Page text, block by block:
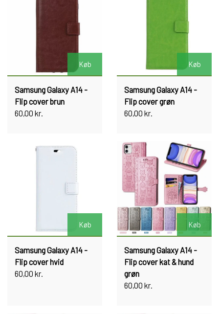
Køb
Samsung Galaxy A14 -
Flip cover brun
60,00 kr.
Køb
Samsung Galaxy A14 -
Flip cover grøn
60,00 kr.
Køb
Samsung Galaxy A14 -
Flip cover hvid
60,00 kr.
Køb
Samsung Galaxy A14 -
Flip cover kat & hund
grøn
60,00 kr.